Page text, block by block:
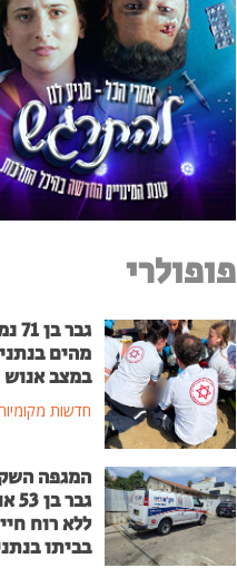
פופולרי
גבר
מהים
במצב אנוש
חדשות
המגפה
גבר
ללא רוח
בביתו